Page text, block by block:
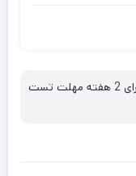
تمامی محصولات فروشگاه های‌تک شاپ دارای 2 هفته مهلت تست